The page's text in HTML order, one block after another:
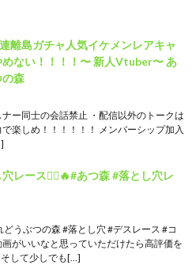
離島ガチャ人気イケメンレアキャ
めない！！！！〜 新人Vtuber〜 あ
森
ー同士の会話禁止 ・配信以外のトークは
楽しめ！！！！！！ メンバーシップ加入
レース🏃‍♂️🔥#あつ森 #落とし穴レ
うぶつの森 #落とし穴 #デスレース #コ
がいいなと思っていただけたら高評価を
して少しでも[…]